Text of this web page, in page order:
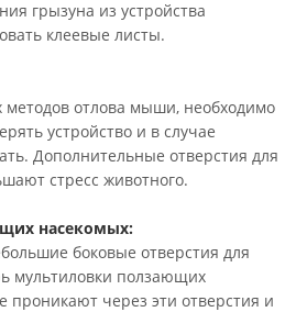
грызуна из устройства
клеевые листы.
отлова мыши, необходимо
устройство и в случае
Дополнительные отверстия для
стресс животного.
насекомых:
боковые отверстия для
мультиловки ползающих
проникают через эти отверстия и